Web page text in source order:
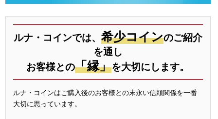
ルナ・コインでは、 希少コインのご紹介
を通し
お客様との「縁」を大切にします。
ルナ・コインはご購入後のお客様との末永い信頼関係を一番
大切に思っています。